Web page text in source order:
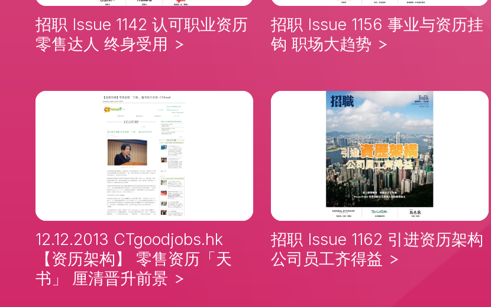
招职 Issue 1142 认可职业资历
零售达人 终身受用
招职 Issue 1156 事业与资历挂
钩 职场大趋势
12.12.2013 CTgoodjobs.hk
【资历架构】 零售资历「天
书」 厘清晋升前景
招职 Issue 1162 引进资历架构
公司员工齐得益